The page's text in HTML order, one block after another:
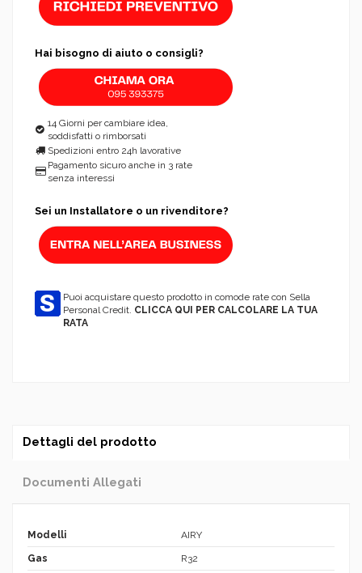
Hai bisogno di aiuto o consigli?
14 Giorni per cambiare idea,
soddisfatti o rimborsati
Spedizioni entro 24h lavorative
Pagamento sicuro anche in 3 rate
senza interessi
Sei un Installatore o un rivenditore?
Puoi acquistare questo prodotto in comode rate con Sella
Personal Credit. CLICCA QUI PER CALCOLARE LA TUA
RATA
Dettagli del prodotto
Documenti Allegati
Modelli AIRY
Gas R32